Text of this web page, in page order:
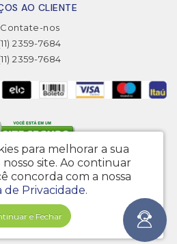
AO CLIENTE
Contate-nos
2359-7684
2359-7684
- CNPJ: 20.222.646/0001-20
Pereira, 4568 - Vila do Encontro - São
- CEP 04325-001
© 2026
por88digital
para melhorar a sua
site. Ao continuar
concorda com a nossa
de Privacidade.
e Fechar